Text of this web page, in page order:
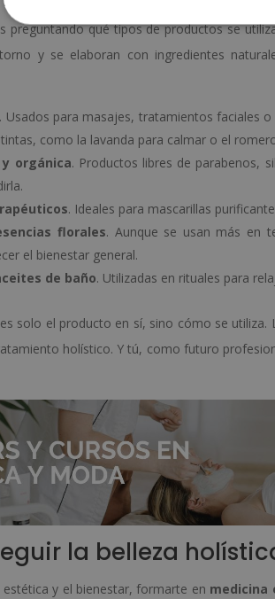
preguntando qué tipos de productos se
y se elaboran con ingredientes
. Usados para masajes, tratamientos faciales
como la lavanda para calmar o el
orgánica. Productos libres de parabenos,
. Ideales para mascarillas
florales. Aunque se usan más en
el bienestar general.
de baño. Utilizadas en rituales para
solo el producto en sí, sino cómo se
holístico. Y tú, como futuro
la belleza
y el bienestar, formarte en medicina